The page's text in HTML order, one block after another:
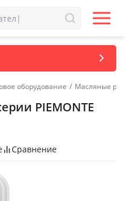
оборудование / Масляные
PIEMONTE
Сравнение